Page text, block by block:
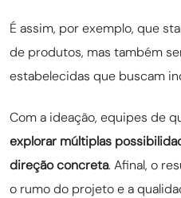
É assim, por exemplo, que
de produtos, mas também
estabelecidas que buscam
Com a ideação, equipes de
explorar múltiplas
direção concreta. Afinal, o
o rumo do projeto e a